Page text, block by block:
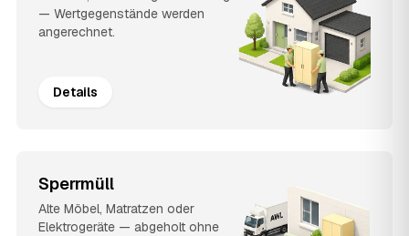
— Wertgegenstände werden
angerechnet.
Details
Sperrmüll
Alte Möbel, Matratzen oder
Elektrogeräte — abgeholt ohne